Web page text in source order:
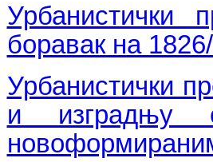
Урбанистички
боравак на
Урбанистички
и изградњу